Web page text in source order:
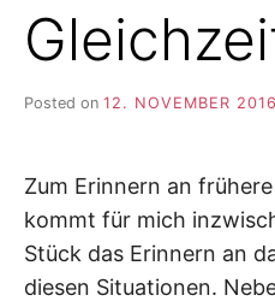
Posted on 12. NOVEMBER 2016
Zum Erinnern an
kommt für mich
Stück das Erinnern an
diesen Situationen.